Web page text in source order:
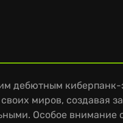
дебютным
миров, создавая
Особое внимание